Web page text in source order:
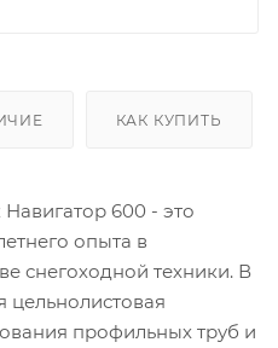
КАК КУПИТЬ
600 - это
опыта в
снегоходной техники. В
цельнолистовая
профильных труб и